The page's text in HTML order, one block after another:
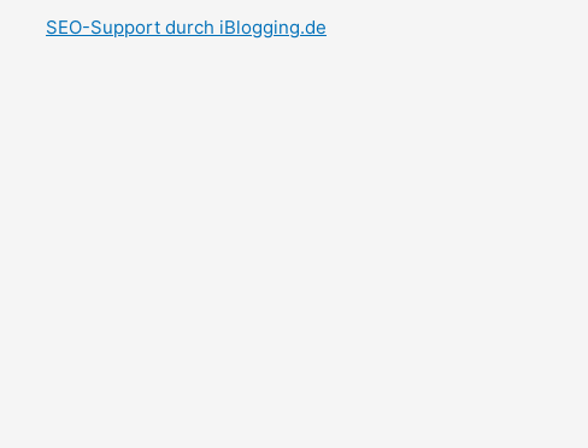
SEO-Support durch iBlogging.de